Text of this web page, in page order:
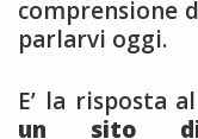
comprensione
parlarvi oggi.
E’ la risposta
un sito di